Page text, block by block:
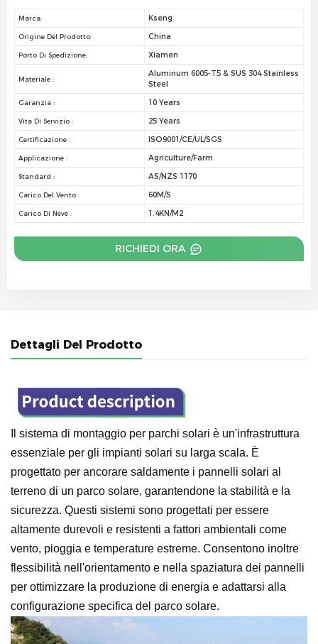
Marca: Kseng
Origine Del Prodotto: China
Porto Di Spedizione: Xiamen
Materiale :
Aluminum 6005-T5 & SUS 304 Stainless
Steel
Garanzia : 10 Years
Vita Di Servizio : 25 Years
Certificazione : ISO9001/CE/UL/SGS
Applicazione : Agriculture/Farm
Standard : AS/NZS 1170
Carico Del Vento : 60M/S
Carico Di Neve : 1.4KN/M2
RICHIEDI ORA
Dettagli Del Prodotto
Il sistema di montaggio per parchi solari è un'infrastruttura
essenziale per gli impianti solari su larga scala. È
progettato per ancorare saldamente i pannelli solari al
terreno di un parco solare, garantendone la stabilità e la
sicurezza. Questi sistemi sono progettati per essere
altamente durevoli e resistenti a fattori ambientali come
vento, pioggia e temperature estreme. Consentono inoltre
flessibilità nell'orientamento e nella spaziatura dei pannelli
per ottimizzare la produzione di energia e adattarsi alla
configurazione specifica del parco solare.